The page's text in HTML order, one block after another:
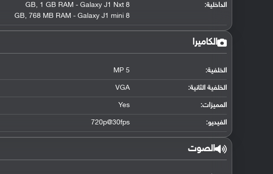
الداخلية: 8 GB
, 1 GB RAM - Galaxy J1 Nxt
8 GB
, 768 MB RAM - Galaxy J1 mini
الكاميرا
الخلفية: 5 MP
الخلفية الثانية: VGA
المميزات: Yes
الفيديو: 720p@30fps
الصوت